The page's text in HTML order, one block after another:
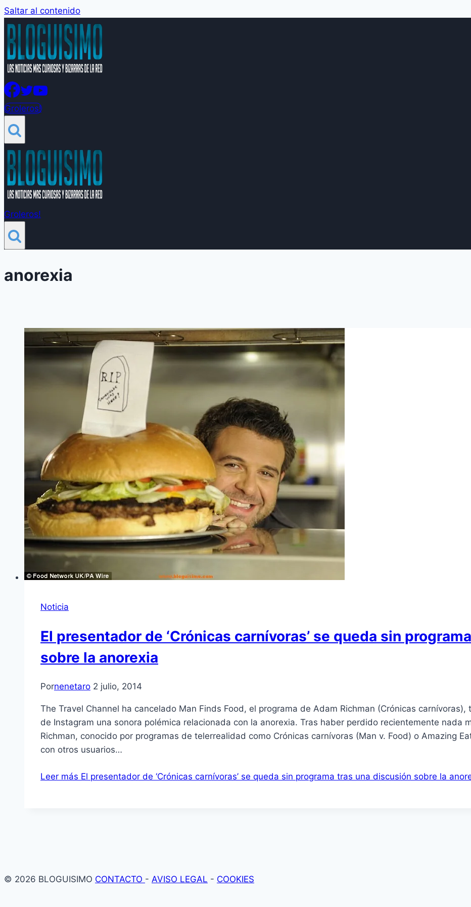
Saltar al contenido
Groleros!
Groleros!
anorexia
Noticia
El presentador de ‘Crónicas carnívoras’ se queda sin
sobre la anorexia
Pornenetaro 2 julio, 2014
The Travel Channel ha cancelado Man Finds Food, el programa de Adam Richman (Crónicas
de Instagram una sonora polémica relacionada con la anorexia. Tras haber perdido recientemente nada
Richman, conocido por programas de telerrealidad como Crónicas carnívoras (Man v. Food) o Amazing
con otros usuarios…
Leer más El presentador de ‘Crónicas carnívoras’ se queda sin programa tras una discusión sobre la
© 2026 BLOGUISIMO CONTACTO - AVISO LEGAL - COOKIES